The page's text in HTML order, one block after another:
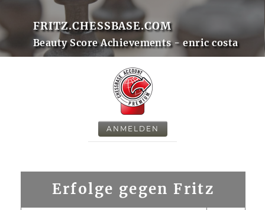
FRITZ.CHESSBASE.COM
Beauty Score Achievements - enric costa
ANMELDEN
Erfolge gegen Fritz